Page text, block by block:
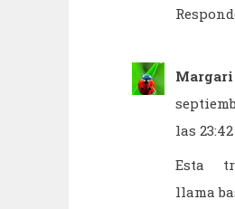
Margari
las 23:42
Esta
llama